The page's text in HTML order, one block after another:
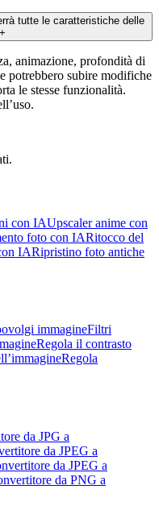
tutte le caratteristiche delle
animazione, profondità di
potrebbero subire modifiche
le stesse funzionalità.
con IAUpscaler anime con
foto con IARitocco del
IARipristino foto antiche
immagineFiltri
Regola il contrasto
Regola
da JPG a
da JPEG a
da JPEG a
da PNG a